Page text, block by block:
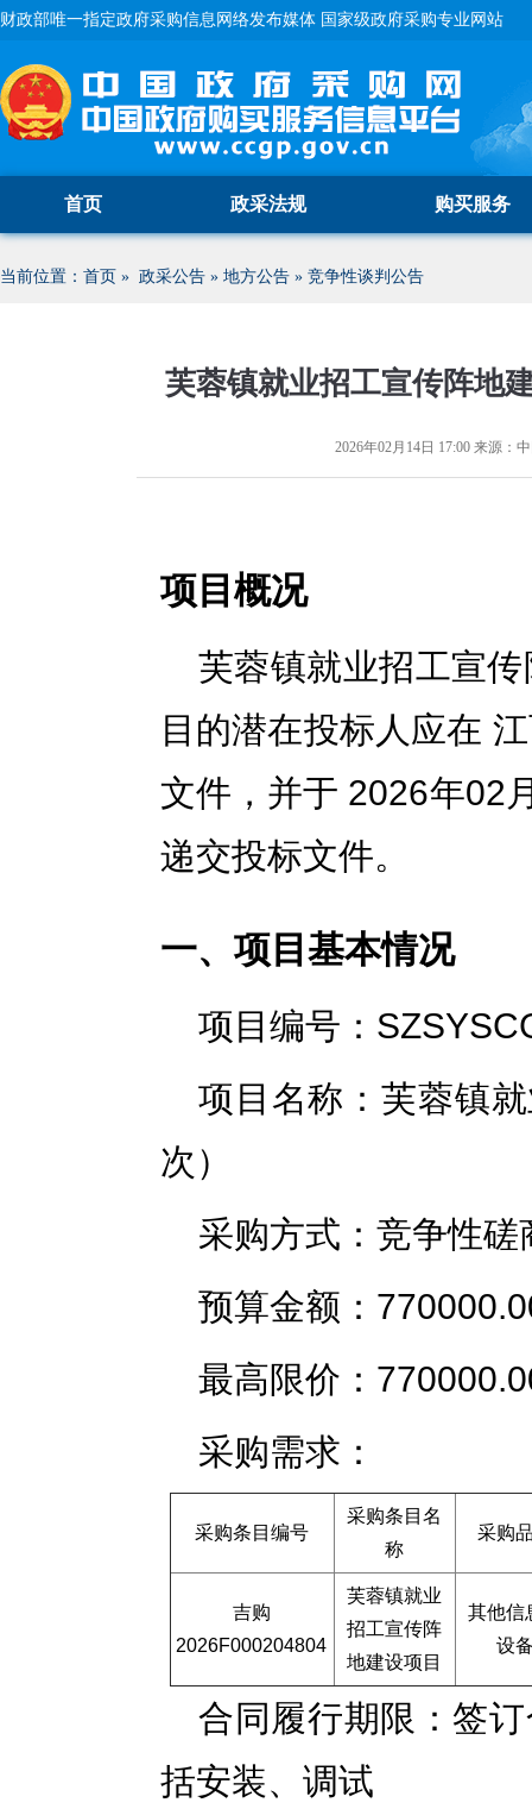
财政部唯一指定政府采购信息网络发布媒体 国家级政府采购专业网站
首页 政采法规 购买服务
当前位置： 首页 » 政采公告 » 地方公告 » 竞争性谈判公告
芙蓉镇就业招工宣传阵地
2026年02月14日 17:00 来源：
项目概况
芙蓉镇就业招工宣
目的潜在投标人应在
文件，并于 2026年02
递交投标文件。
一、项目基本情况
项目编号：
项目名称：芙蓉镇
次）
采购方式：竞争性磋
预算金额：
最高限价：
采购需求：
采购条目编号
采购条目名
称
采购
吉购
2026F000204804
芙蓉镇就业
招工宣传阵
地建设项目
其他信
设
合同履行期限：签
括安装、调试